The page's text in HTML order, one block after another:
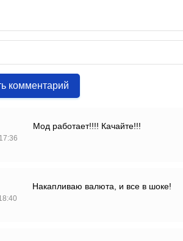
комментарий
Мод работает!!!! Качайте!!!
Накапливаю валюта, и все в шоке!